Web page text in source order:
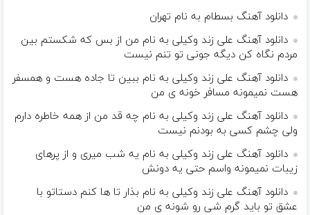
دانلود آهنگ بسطام به نام تهران
دانلود آهنگ علی زند وکیلی به نام من از بس كه شكستم بین
مردم نگاه كن دیگه جونى تو تنم نیست
دانلود آهنگ علی زند وکیلی به نام ببین تا جاده هست و همسفر
هست نمیمونه مسافر خونه ی من
دانلود آهنگ علی زند وکیلی به نام چه قد من از همه خاطره دارم
ولی چشم كسی به بودنم نیست
دانلود آهنگ علی زند وکیلی به نام یه شب میرى و از پرهای
زيبات نمیمونه واسم حتی یه دونش
دانلود آهنگ علی زند وکیلی به نام بذار تا ها كنم دستاتو با
عشق تو باید گرم شی رو شونه ى من